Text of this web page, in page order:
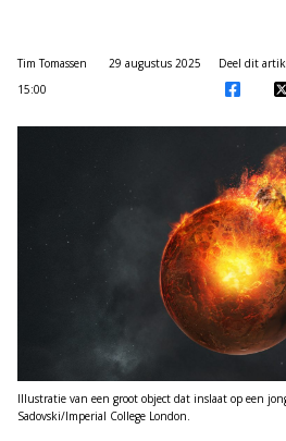
Tim Tomassen
29 augustus 2025
15:00
Deel dit
Illustratie van een groot object dat inslaat op een
Sadovski/Imperial College London.